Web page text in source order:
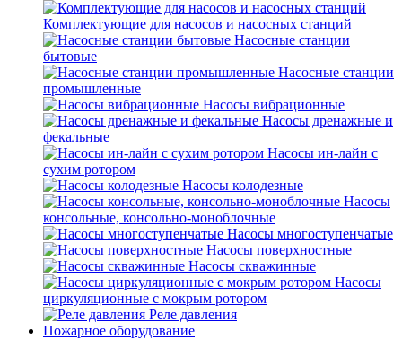
Комплектующие для насосов и насосных станций
Насосные станции
бытовые
Насосные станции
промышленные
Насосы вибрационные
Насосы дренажные и
фекальные
Насосы ин-лайн с
сухим ротором
Насосы колодезные
Насосы
консольные, консольно-моноблочные
Насосы многоступенчатые
Насосы поверхностные
Насосы скважинные
Насосы
циркуляционные с мокрым ротором
Реле давления
Пожарное оборудование